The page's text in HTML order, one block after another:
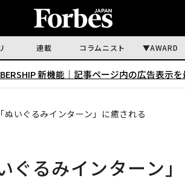
連載 コラムニスト AWARD
新機能｜ 記事ページ内の広告表示
いぐるみインターン」に癒される
るみインターン」